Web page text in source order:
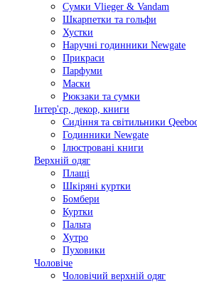
Сумки Vlieger & Vandam
Шкарпетки та гольфи
Хустки
Наручні годинники Newgate
Прикраси
Парфуми
Маски
Рюкзаки та сумки
Інтер'єр, декор, книги
Сидіння та світильники
Годинники Newgate
Ілюстровані книги
Верхній одяг
Плащі
Шкіряні куртки
Бомбери
Куртки
Пальта
Хутро
Пуховики
Чоловіче
Чоловічий верхній одяг